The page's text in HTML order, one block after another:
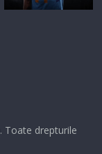
. Toate drepturile